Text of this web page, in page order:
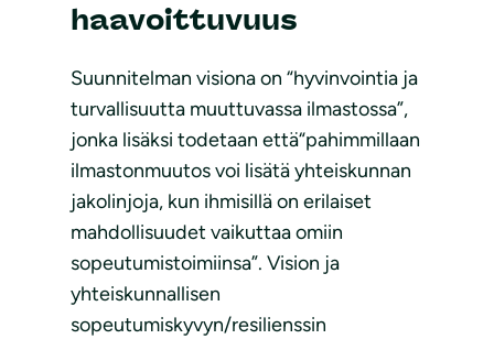
haavoittuvuus
Suunnitelman visiona on “hyvinvointia ja
turvallisuutta muuttuvassa ilmastossa”,
jonka lisäksi todetaan että“pahimmillaan
ilmastonmuutos voi lisätä yhteiskunnan
jakolinjoja, kun ihmisillä on erilaiset
mahdollisuudet vaikuttaa omiin
sopeutumistoimiinsa”. Vision ja
yhteiskunnallisen
sopeutumiskyvyn/resilienssin